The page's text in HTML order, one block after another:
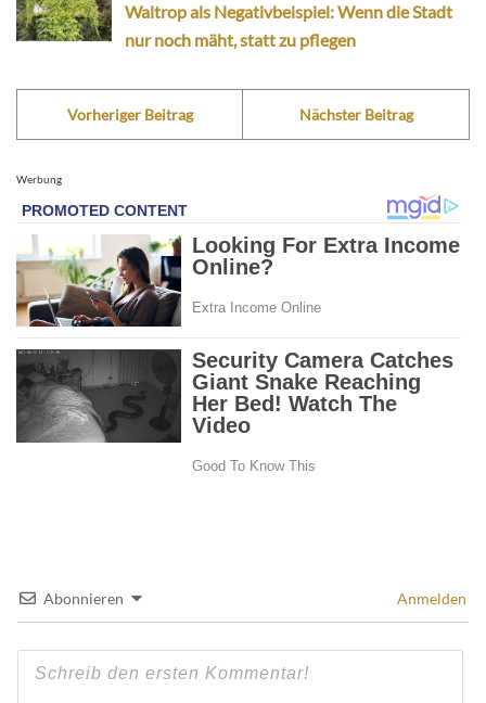
Waltrop als Negativbeispiel: Wenn die Stadt
nur noch mäht, statt zu pflegen
Vorheriger Beitrag Nächster Beitrag
Werbung
Abonnieren Anmelden